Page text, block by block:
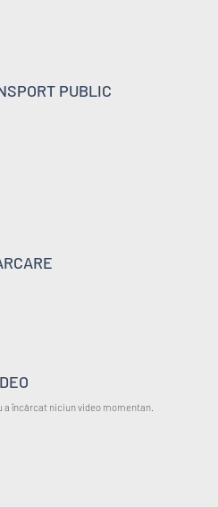
PUBLIC
a încărcat niciun video momentan.